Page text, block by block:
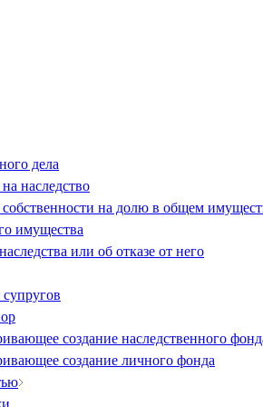
дела
наследство
собственности на долю в общем
имущества
или об отказе от него
создание наследственного
создание личного фонда